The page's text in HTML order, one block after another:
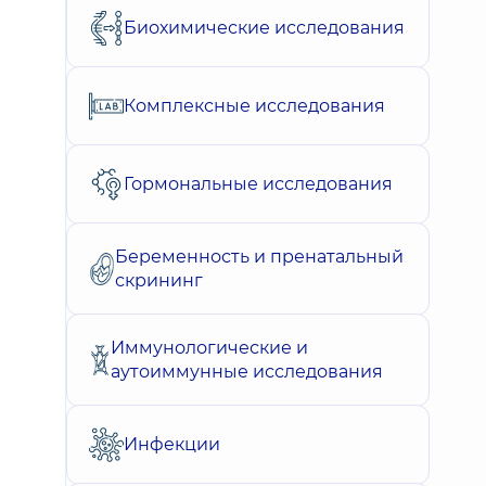
Биохимические исследования
Комплексные исследования
Гормональные исследования
Беременность и пренатальный
скрининг
Иммунологические и
аутоиммунные исследования
Инфекции